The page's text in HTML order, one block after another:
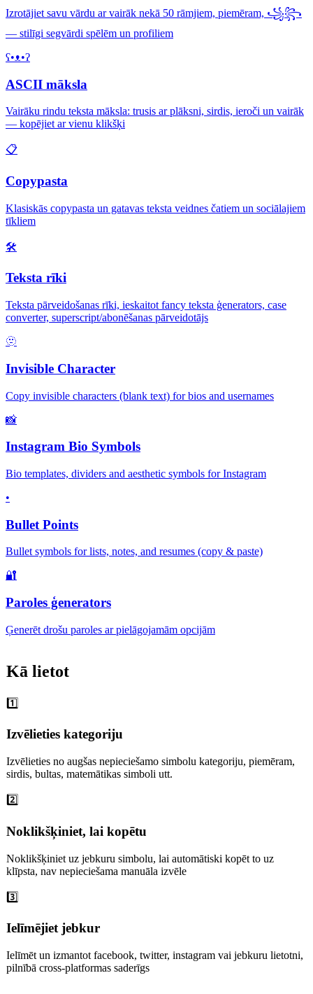
Izrotājiet savu vārdu ar vairāk nekā 50 rāmjiem, piemēram, ꧁꧂
— stilīgi segvārdi spēlēm un profiliem
ʕ•ᴥ•ʔ
ASCII māksla
Vairāku rindu teksta māksla: trusis ar plāksni, sirdis, ieroči un vairāk
— kopējiet ar vienu klikšķi
📋
Copypasta
Klasiskās copypasta un gatavas teksta veidnes čatiem un sociālajiem
tīkliem
🛠️
Teksta rīki
Teksta pārveidošanas rīki, ieskaitot fancy teksta ģenerators, case
converter, superscript/abonēšanas pārveidotājs
🫥
Invisible Character
Copy invisible characters (blank text) for bios and usernames
📸
Instagram Bio Symbols
Bio templates, dividers and aesthetic symbols for Instagram
•
Bullet Points
Bullet symbols for lists, notes, and resumes (copy & paste)
🔐
Paroles ģenerators
Ģenerēt drošu paroles ar pielāgojamām opcijām
Kā lietot
1️⃣
Izvēlieties kategoriju
Izvēlieties no augšas nepieciešamo simbolu kategoriju, piemēram,
sirdis, bultas, matemātikas simboli utt.
2️⃣
Noklikšķiniet, lai kopētu
Noklikšķiniet uz jebkuru simbolu, lai automātiski kopēt to uz
klīpsta, nav nepieciešama manuāla izvēle
3️⃣
Ielīmējiet jebkur
Ielīmēt un izmantot facebook, twitter, instagram vai jebkuru lietotni,
pilnībā cross-platformas saderīgs